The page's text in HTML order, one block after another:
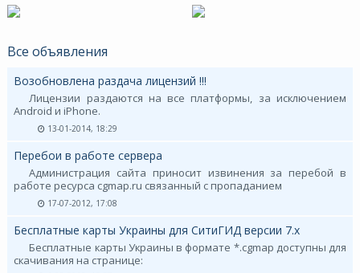
Все объявления
Возобновлена раздача лицензий !!!
Лицензии раздаются на все платформы, за исключением
Android и iPhone.
13-01-2014, 18:29
Перебои в работе сервера
Администрация сайта приносит извинения за перебой в
работе ресурса cgmap.ru связанный с пропаданием
17-07-2012, 17:08
Бесплатные карты Украины для СитиГИД версии 7.х
Бесплатные карты Украины в формате *.cgmap доступны для
скачивания на странице: